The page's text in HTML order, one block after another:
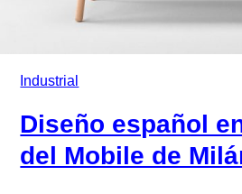
Industrial
Diseño español
del Mobile de